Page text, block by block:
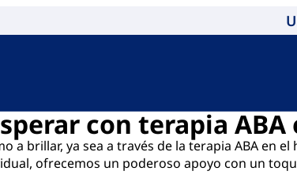
con terapia ABA
a brillar, ya sea a través de la terapia ABA en
ofrecemos un poderoso apoyo con un